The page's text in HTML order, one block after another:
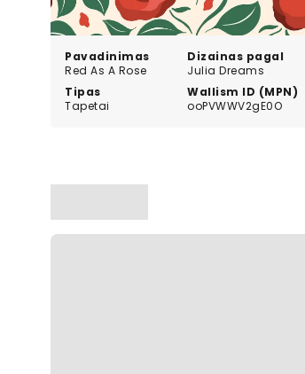
Pavadinimas
Red As A Rose
Dizainas pagal
Julia Dreams
Tipas
Tapetai
Wallism ID (MPN)
ooPVWWV2gE0O